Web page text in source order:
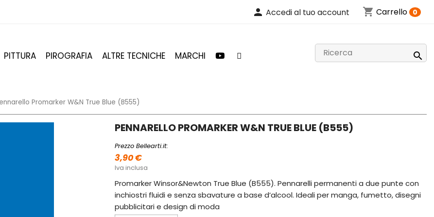
person Accedi al tuo account shopping_cart Carrello 0
PITTURA PIROGRAFIA ALTRE TECNICHE MARCHI 
Promarker W&N True Blue (B555)
PENNARELLO PROMARKER W&N TRUE BLUE (B555)
Prezzo Bellearti.it:
3,90 €
Iva inclusa
Promarker Winsor&Newton True Blue (B555). Pennarelli permanenti a due punte con
inchiostri fluidi e senza sbavature a base d’alcool. Ideali per manga, fumetto, disegni
pubblicitari e design di moda